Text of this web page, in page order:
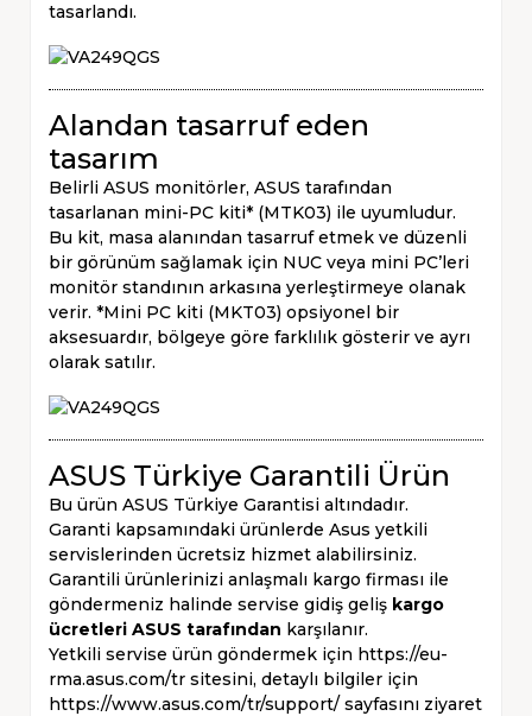
tasarlandı.
Alandan tasarruf eden
tasarım
Belirli ASUS monitörler, ASUS tarafından
tasarlanan mini-PC kiti* (MTK03) ile uyumludur.
Bu kit, masa alanından tasarruf etmek ve düzenli
bir görünüm sağlamak için NUC veya mini PC’leri
monitör standının arkasına yerleştirmeye olanak
verir. *Mini PC kiti (MKT03) opsiyonel bir
aksesuardır, bölgeye göre farklılık gösterir ve ayrı
olarak satılır.
ASUS Türkiye Garantili Ürün
Bu ürün ASUS Türkiye Garantisi altındadır.
Garanti kapsamındaki ürünlerde Asus yetkili
servislerinden ücretsiz hizmet alabilirsiniz.
Garantili ürünlerinizi anlaşmalı kargo firması ile
göndermeniz halinde servise gidiş geliş kargo
ücretleri ASUS tarafından karşılanır.
Yetkili servise ürün göndermek için https://eu-
rma.asus.com/tr sitesini, detaylı bilgiler için
https://www.asus.com/tr/support/ sayfasını ziyaret